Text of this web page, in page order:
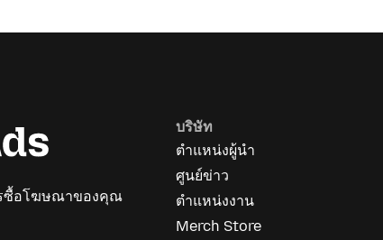
ซื้อโฆษณาของคุณ
บริษัท
ตำแหน่งผู้นำ
ศูนย์ข่าว
ตำแหน่งงาน
Merch Store